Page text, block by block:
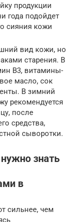
продукции
года подойдет
сияния кожи
вид кожи, но
старения. В
B3, витамины-
масло, сок
В зимний
рекомендуется
после
средства,
сыворотки.
знать
в
сильнее, чем